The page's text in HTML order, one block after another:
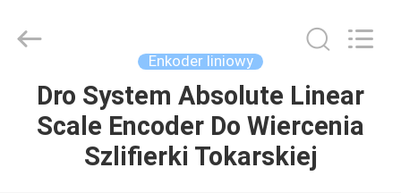
DOM
PRODUKTY
Technology
Ltd..
Enkoder liniowy
Dro System Absolute Linear
Scale Encoder Do Wiercenia
Szlifierki Tokarskiej